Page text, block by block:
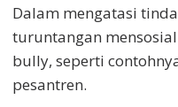
Dalam mengatasi
turuntangan
bully, seperti
pesantren.